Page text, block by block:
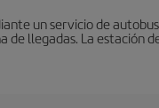
un servicio de
de llegadas. La